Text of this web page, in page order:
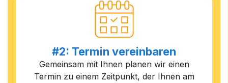
#2: Termin vereinbaren
Gemeinsam mit Ihnen planen wir einen
Termin zu einem Zeitpunkt, der Ihnen am